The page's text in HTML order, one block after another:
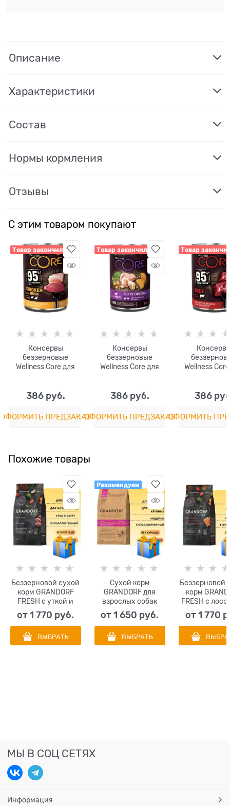
Описание
Характеристики
Состав
Нормы кормления
Отзывы
С этим товаром покупают
Товар закончился
Консервы
беззерновые
Wellness Core для
Chicken, Duck with
Carrot
386 руб.
ОФОРМИТЬ ПРЕДЗАКАЗ
Товар закончился
Консервы
беззерновые
Wellness Core для
Puppy Chicken,
Turkey with Pumkin
386 руб.
ОФОРМИТЬ ПРЕДЗАКАЗ
Товар
Wellness
Beef with
386
ОФОРМИТЬ
Похожие товары
Беззерновой сухой
корм GRANDORF
FRESH с уткой и
бататом для
взрослых собак
Adult MINI
Duck&Sweet Potato
от1 770 руб.
ВЫБРАТЬ
Рекомендуем
Сухой корм
GRANDORF для
взрослых собак
средних и крупных
пород с индейкой (
от1 650 руб.
ВЫБРАТЬ
Беззерновой
корм
FRESH с
бататом
взрослых
пород Dog
от1 770
МЫ В СОЦ СЕТЯХ
Информация